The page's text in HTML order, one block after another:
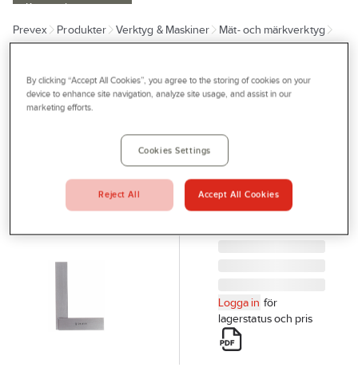
Kampanjer
Outlet
Bli kund
Profilshop
Serviceverkstad
Företagsprofilering
Movab
Prevex Produkter Verktyg & Maskiner
Mät- och märkverktyg
Anslagsvinkel
ANSLAGSVINKEL
100X70MM STÅL
DIN 875/1
Artikelnr: 926072
Logga in för
lagerstatus och pris
By clicking “Accept All Cookies”, you agree to the storing of cookies on your
device to enhance site navigation, analyze site usage, and assist in our
marketing efforts.
Cookies Settings
Reject All Accept All Cookies